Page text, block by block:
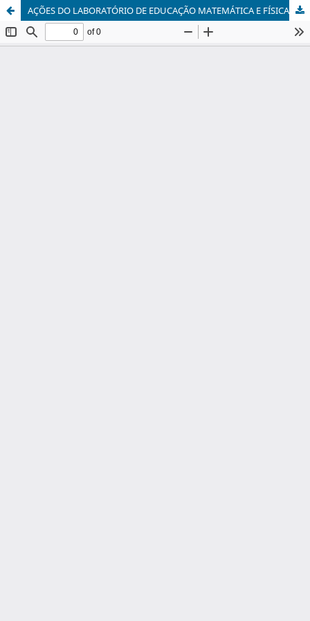
AÇÕES DO LABORATÓRIO DE EDUCAÇÃO MATEMÁTICA E FÍSICA-LEMAFI EM TEMPOS DE COVID-19